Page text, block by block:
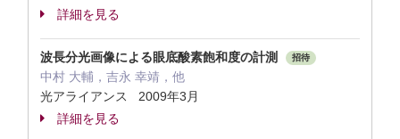
詳細を見る
波長分光画像による眼底酸素飽和度の計測 招待
中村 大輔，吉永 幸靖，他
光アライアンス 2009年3月
詳細を見る